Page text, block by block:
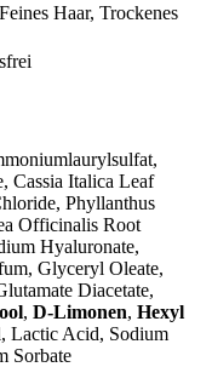
Haar, Trockenes
Cassia Italica Leaf
Phyllanthus
Officinalis Root
Hyaluronate,
Glyceryl Oleate,
Diacetate,
, D-Limonen, Hexyl
Lactic Acid, Sodium
Sorbate